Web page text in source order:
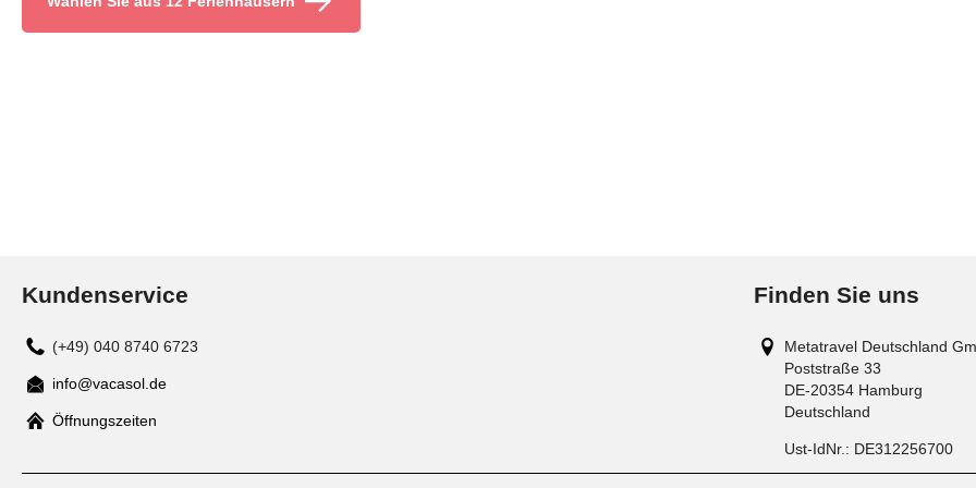
Kundenservice
(+49) 040 8740 6723
Mail
info@vacasol.de
Öffnungszeiten
Finden Sie uns
Metatravel Deutschland
Poststraße 33
DE-20354 Hamburg
Deutschland
Ust-IdNr.: DE312256700